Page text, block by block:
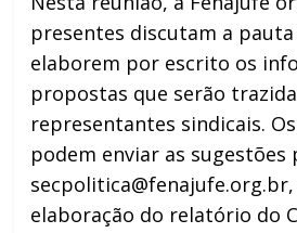
presentes discutam a
elaborem por escrito os
propostas que serão
representantes sindicais.
podem enviar as sugestões
elaboração do relatório do